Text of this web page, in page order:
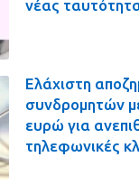
νέας
Ελάχιστη
συνδρομητών
ευρώ για
τηλεφωνικές